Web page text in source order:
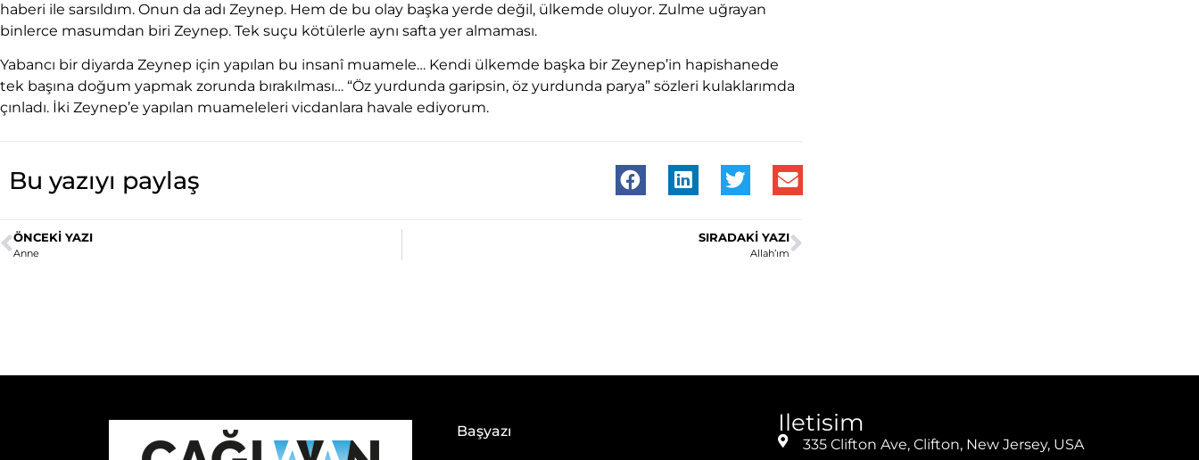
haberi ile sarsıldım. Onun da adı Zeynep. Hem de bu olay başka yerde değil, ülkemde oluyor. Zulme uğrayan
binlerce masumdan biri Zeynep. Tek suçu kötülerle aynı safta yer almaması.
Yabancı bir diyarda Zeynep için yapılan bu insanî muamele… Kendi ülkemde başka bir Zeynep’in hapishanede
tek başına doğum yapmak zorunda bırakılması… “Öz yurdunda garipsin, öz yurdunda parya” sözleri kulaklarımda
çınladı. İki Zeynep’e yapılan muameleleri vicdanlara havale ediyorum.
Bu yazıyı paylaş
ÖNCEKI YAZI
Anne
SIRADAKI YAZI
Allah’ım
Başyazı Iletisim
335 Clifton Ave, Clifton, New Jersey, USA